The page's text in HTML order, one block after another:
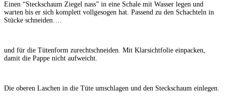
Einen “Steckschaum Ziegel nass” in eine Schale mit Wasser legen und
warten bis er sich komplett vollgesogen hat. Passend zu den Schachteln in
Stücke schneiden….
und für die Tütenform zurechtschneiden. Mit Klarsichtfolie einpacken,
damit die Pappe nicht aufweicht.
Die oberen Laschen in die Tüte umschlagen und den Steckschaum einlegen.